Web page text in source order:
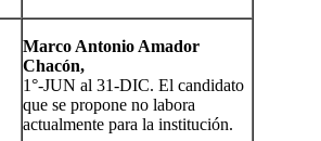
Marco Antonio Amador
Chacón,
1°-JUN al 31-DIC. El candidato
que se propone no labora
actualmente para la institución.